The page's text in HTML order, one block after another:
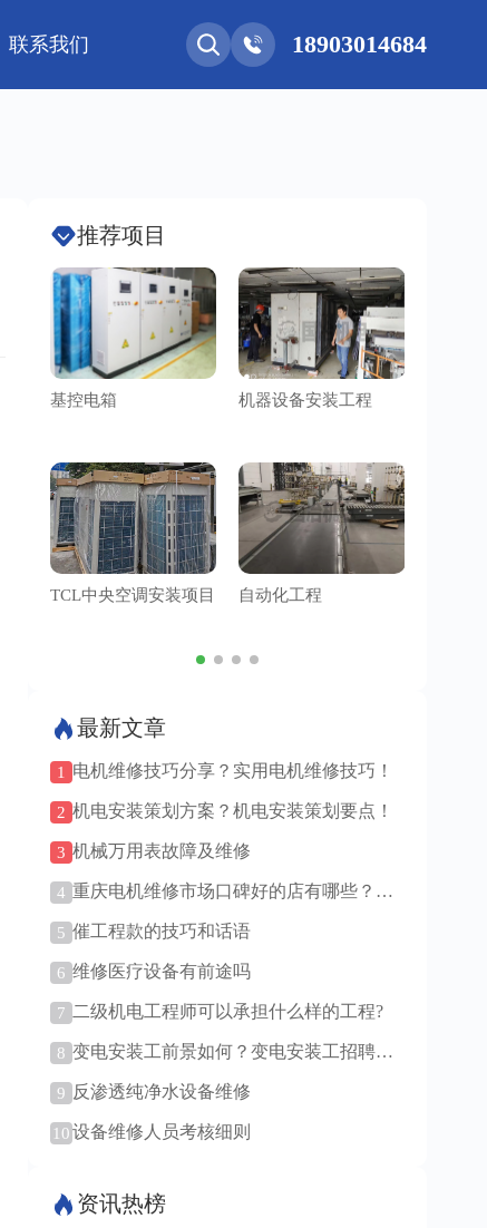
联系我们 18903014684
推荐项目
基控电箱
TCL中央空调安装项目
机器设备安装工程
自动化工程
最新文章
1 电机维修技巧分享？实用电机维修技巧！
2 机电安装策划方案？机电安装策划要点！
3 机械万用表故障及维修
4 重庆电机维修市场口碑好的店有哪些？重
5 催工程款的技巧和话语
6 维修医疗设备有前途吗
7 二级机电工程师可以承担什么样的工程?
8 变电安装工前景如何？变电安装工招聘要
9 反渗透纯净水设备维修
10设备维修人员考核细则
资讯热榜